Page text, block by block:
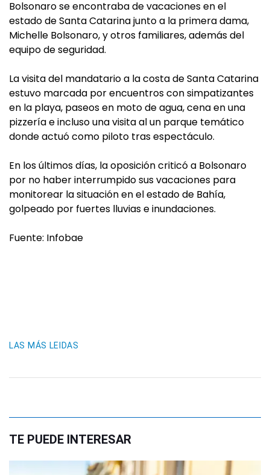
Bolsonaro se encontraba de vacaciones en el
estado de Santa Catarina junto a la primera dama,
Michelle Bolsonaro, y otros familiares, además del
equipo de seguridad.
La visita del mandatario a la costa de Santa Catarina
estuvo marcada por encuentros con simpatizantes
en la playa, paseos en moto de agua, cena en una
pizzería e incluso una visita al un parque temático
donde actuó como piloto tras espectáculo.
En los últimos días, la oposición criticó a Bolsonaro
por no haber interrumpido sus vacaciones para
monitorear la situación en el estado de Bahía,
golpeado por fuertes lluvias e inundaciones.
Fuente: Infobae
LAS MÁS LEIDAS
TE PUEDE INTERESAR